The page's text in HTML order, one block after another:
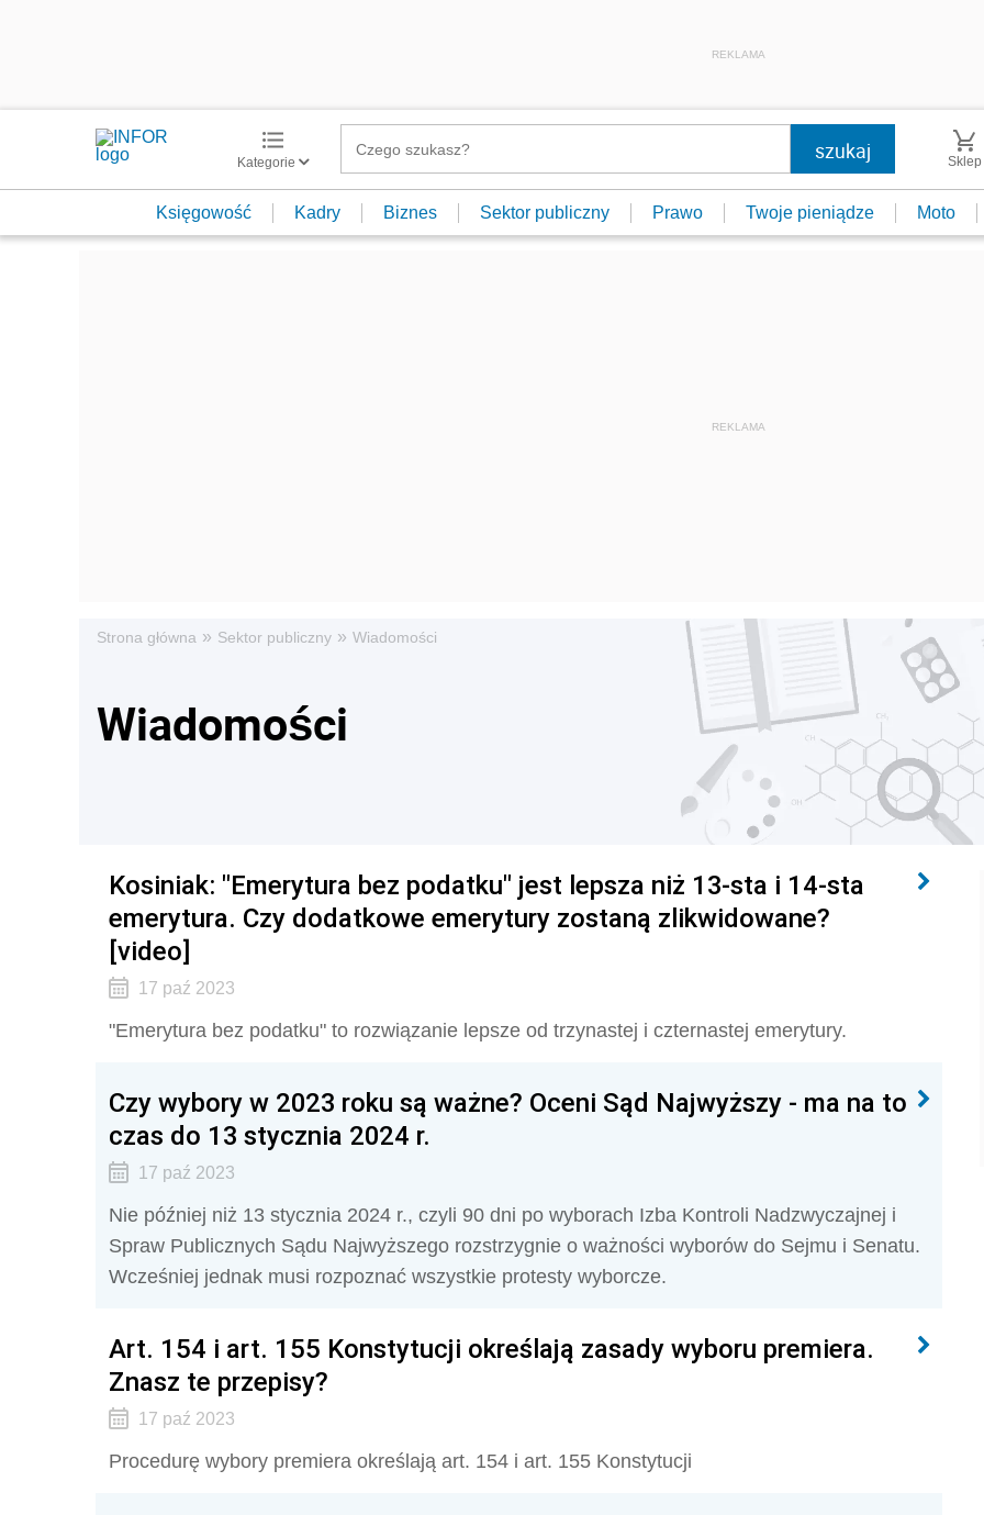
REKLAMA
Kategorie Sklep
Księgowość Kadry Biznes Sektor publiczny Prawo Twoje pieniądze Moto
Strona główna » Sektor publiczny » Wiadomości
Wiadomości
Kosiniak: "Emerytura bez podatku" jest lepsza niż 13-sta i 14-sta
emerytura. Czy dodatkowe emerytury zostaną zlikwidowane?
[video]
17 paź 2023
"Emerytura bez podatku" to rozwiązanie lepsze od trzynastej i czternastej emerytury.
Czy wybory w 2023 roku są ważne? Oceni Sąd Najwyższy - ma na to
czas do 13 stycznia 2024 r.
17 paź 2023
Nie później niż 13 stycznia 2024 r., czyli 90 dni po wyborach Izba Kontroli Nadzwyczajnej i
Spraw Publicznych Sądu Najwyższego rozstrzygnie o ważności wyborów do Sejmu i Senatu.
Wcześniej jednak musi rozpoznać wszystkie protesty wyborcze.
Art. 154 i art. 155 Konstytucji określają zasady wyboru premiera.
Znasz te przepisy?
17 paź 2023
Procedurę wybory premiera określają art. 154 i art. 155 Konstytucji